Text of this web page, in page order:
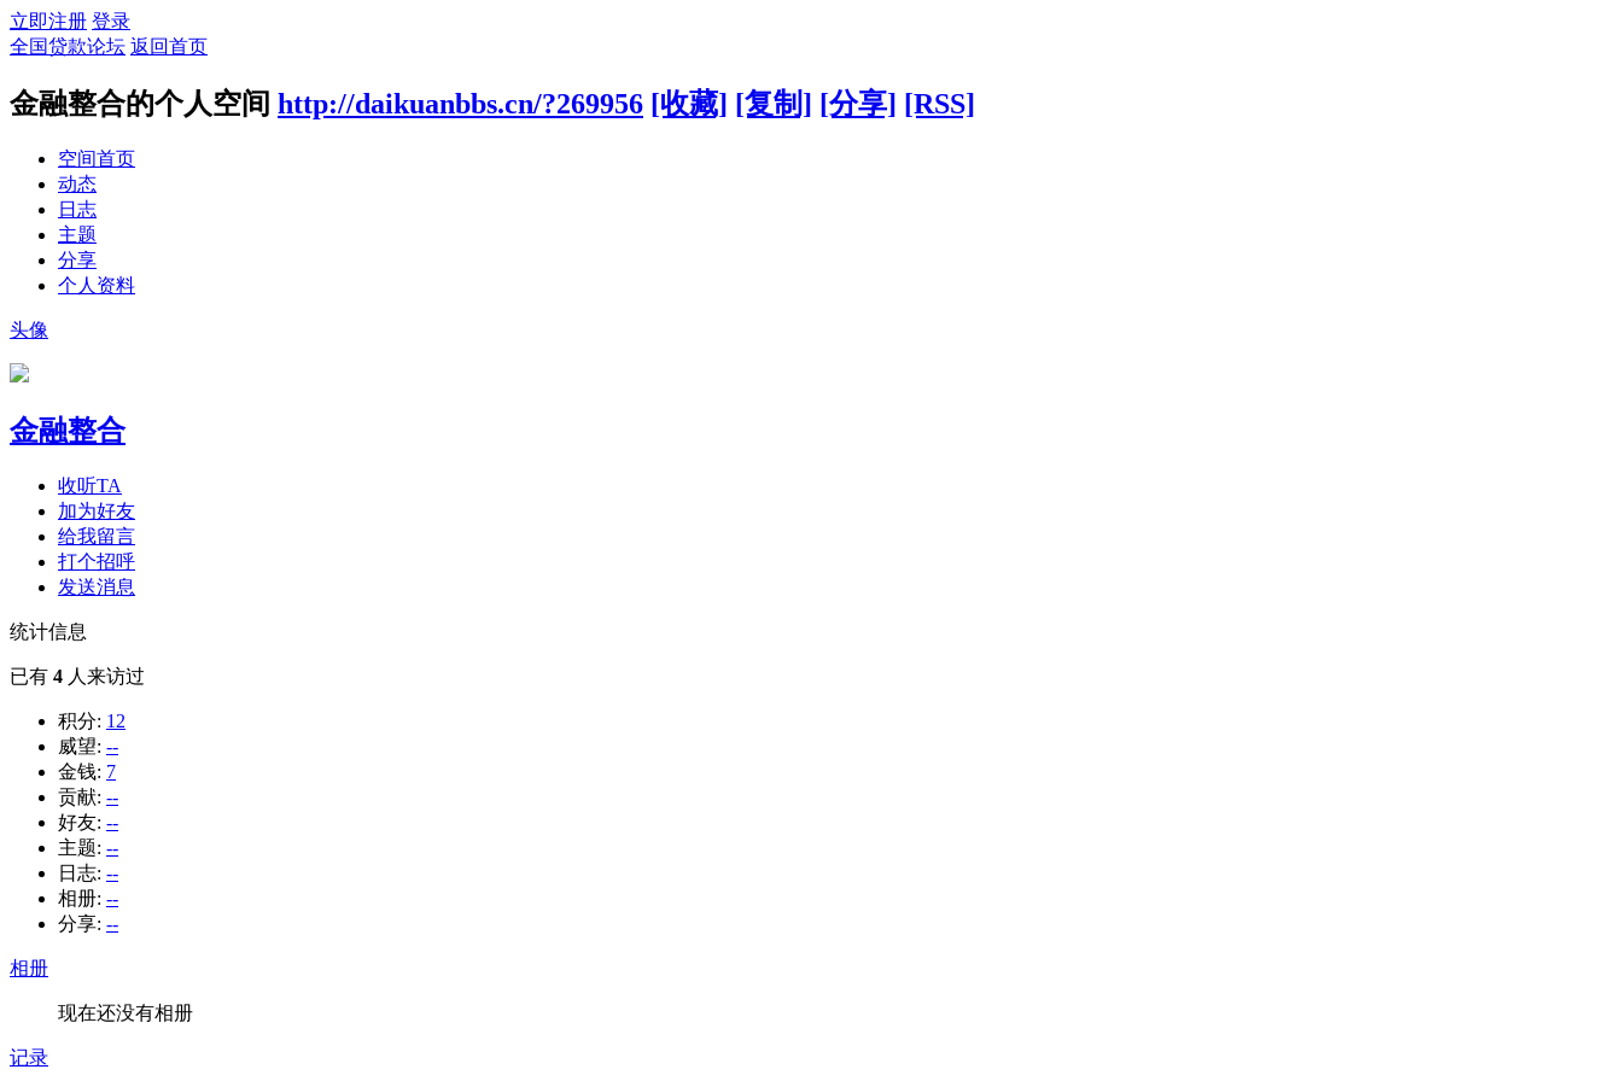
立即注册 登录
全国贷款论坛 返回首页
金融整合的个人空间 http://daikuanbbs.cn/?269956 [收藏] [复制] [分享] [RSS]
空间首页
动态
日志
主题
分享
个人资料
头像
金融整合
收听TA
加为好友
给我留言
打个招呼
发送消息
统计信息
已有 4 人来访过
积分: 12
威望: --
金钱: 7
贡献: --
好友: --
主题: --
日志: --
相册: --
分享: --
相册
现在还没有相册
记录